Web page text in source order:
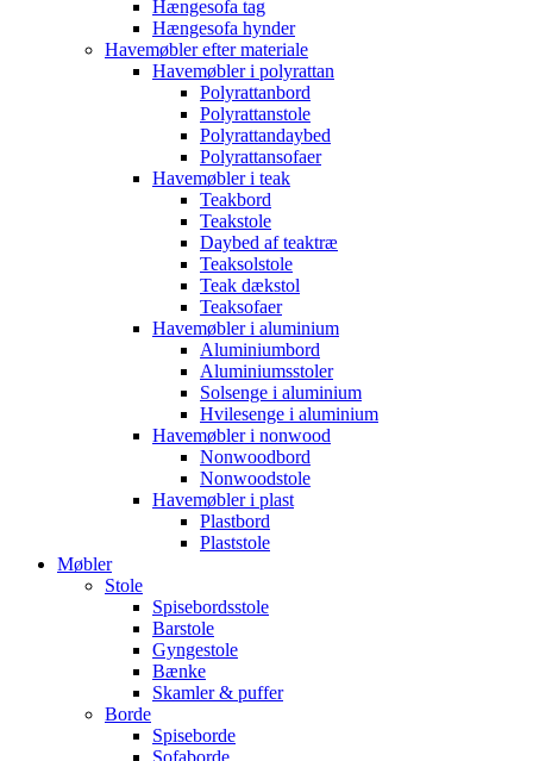
Hængesofa tag
Hængesofa hynder
Havemøbler efter materiale
Havemøbler i polyrattan
Polyrattanbord
Polyrattanstole
Polyrattandaybed
Polyrattansofaer
Havemøbler i teak
Teakbord
Teakstole
Daybed af teaktræ
Teaksolstole
Teak dækstol
Teaksofaer
Havemøbler i aluminium
Aluminiumbord
Aluminiumsstoler
Solsenge i aluminium
Hvilesenge i aluminium
Havemøbler i nonwood
Nonwoodbord
Nonwoodstole
Havemøbler i plast
Plastbord
Plaststole
Møbler
Stole
Spisebordsstole
Barstole
Gyngestole
Bænke
Skamler & puffer
Borde
Spiseborde